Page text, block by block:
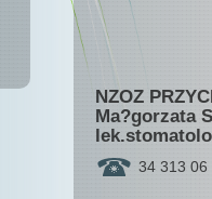
NZOZ
Ma?gorzata
34 313 06